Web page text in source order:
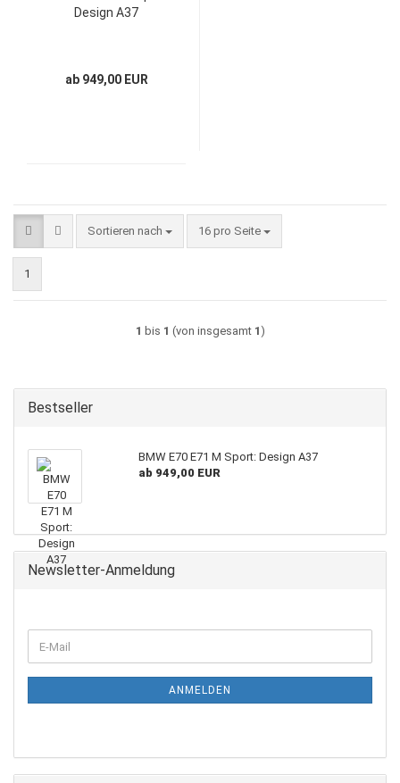
Design A37
ab 949,00 EUR
Sortieren nach
Sortieren nach 16 pro Seite
pro Seite
1
1 bis 1 (von insgesamt 1)
Bestseller
BMW E70 E71 M Sport: Design A37
ab 949,00 EUR
Newsletter-Anmeldung
ZUR
E-
Mail
ANMELDEN